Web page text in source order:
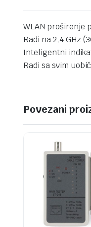
WLAN proširenje
Radi na 2,4 GHz
Inteligentni
Radi sa svim
Povezani